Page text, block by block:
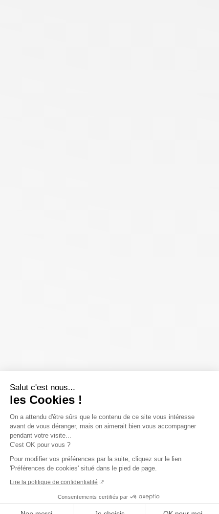
Salut c'est nous...
les Cookies !
On a attendu d'être sûrs que le contenu de ce site vous intéresse
avant de vous déranger, mais on aimerait bien vous accompagner
pendant votre visite...
C'est OK pour vous ?
Pour modifier vos préférences par la suite, cliquez sur le lien
'Préférences de cookies' situé dans le pied de page.
Lire la politique de confidentialité
Consentements certifiés par